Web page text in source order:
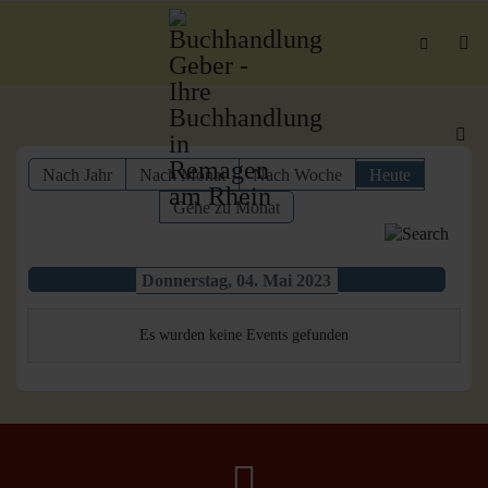
Nach Jahr Nach Monat Nach Woche
Heute
Gehe zu Monat
Donnerstag, 04. Mai 2023
Es wurden keine Events gefunden